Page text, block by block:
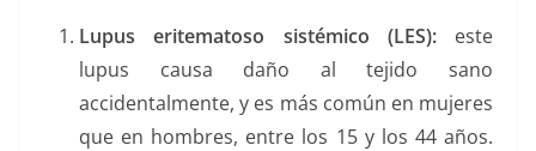
Lupus eritematoso sistémico (LES):este
lupus causa daño al tejido sano
accidentalmente, y es más común en mujeres
que en hombres, entre los 15 y los 44 años.